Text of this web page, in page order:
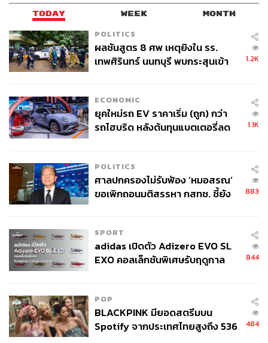
TODAY WEEK MONTH
POLITICS
ผลชันสูตร 8 ศพ เหตุยิงใน รร.
เทพศิรินทร์ นนทบุรี พบกระสุนเข้า
1.2K
ECONOMIC
ยุคใหม่รถ EV ราคาเริ่ม (ถูก) กว่า
รถไฮบริด หลังต้นทุนแบตเตอรี่ลด
1.1K
POLITICS
ศาลปกครองไม่รับฟ้อง ‘หมอสรณ’
ขอเพิกถอนมติสรรหา กสทช. ชี้ยัง
883
SPORT
adidas เปิดตัว Adizero EVO SL
EXO คอลเล็กชันพิเศษรับฤดูกาล
844
POP
BLACKPINK มียอดสตรีมบน
Spotify จากประเทศไทยสูงถึง 536
484